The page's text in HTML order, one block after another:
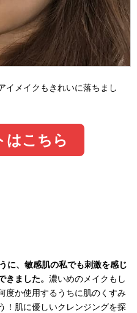
イメイクもきれいに落ちまし
はこちら
に、敏感肌の私でも刺激を感じ
きました。 濃いめのメイクもし
度か使用するうちに肌のくすみ
！肌に優しいクレンジングを探